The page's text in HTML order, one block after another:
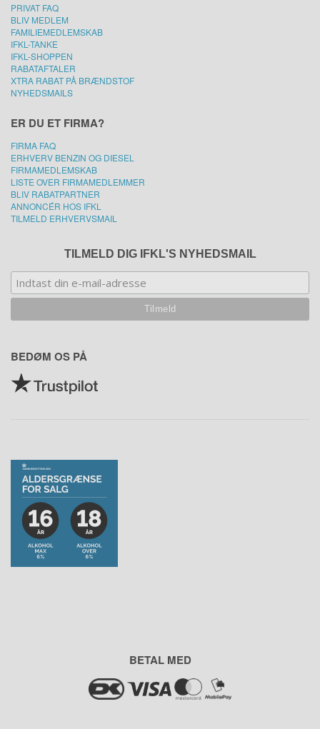
PRIVAT FAQ
BLIV MEDLEM
FAMILIEMEDLEMSKAB
IFKL-TANKE
IFKL-SHOPPEN
RABATAFTALER
XTRA RABAT PÅ BRÆNDSTOF
NYHEDSMAILS
ER DU ET FIRMA?
FIRMA FAQ
ERHVERV BENZIN OG DIESEL
FIRMAMEDLEMSKAB
LISTE OVER FIRMAMEDLEMMER
BLIV RABATPARTNER
ANNONCÉR HOS IFKL
TILMELD ERHVERVSMAIL
TILMELD DIG IFKL'S NYHEDSMAIL
BEDØM OS PÅ
BETAL MED